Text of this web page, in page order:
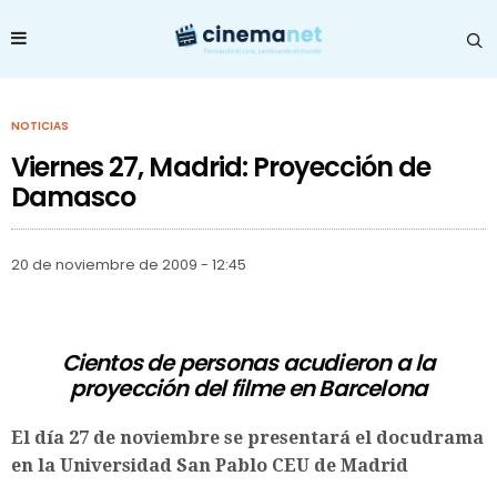
NOTICIAS
Viernes 27, Madrid: Proyección de
Damasco
20 de noviembre de 2009 - 12:45
Cientos de personas acudieron a la
proyección del filme en Barcelona
El día 27 de noviembre se presentará el docudrama
en la Universidad San Pablo CEU de Madrid